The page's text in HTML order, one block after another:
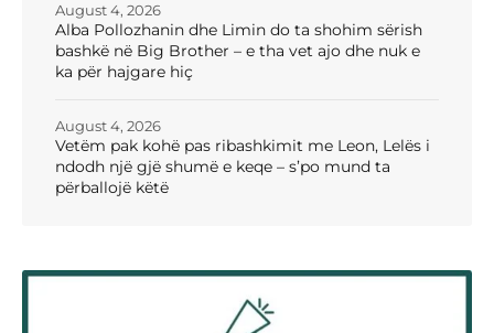
Alba Pollozhanin dhe Limin do ta shohim sërish
bashkë në Big Brother – e tha vet ajo dhe nuk e
ka për hajgare hiç
August 4, 2026
Vetëm pak kohë pas ribashkimit me Leon, Lelës i
ndodh një gjë shumë e keqe – s’po mund ta
përballojë këtë
August 4, 2026